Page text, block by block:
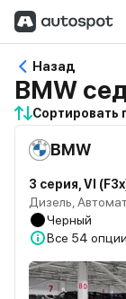
Назад
BMW
Сортировать
BMW
3 серия, VI
Дизель,
Черный
Все 54 опции